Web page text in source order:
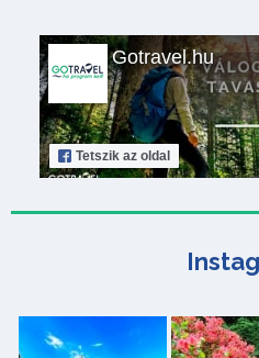
Gotravel.hu
Tetszik az oldal